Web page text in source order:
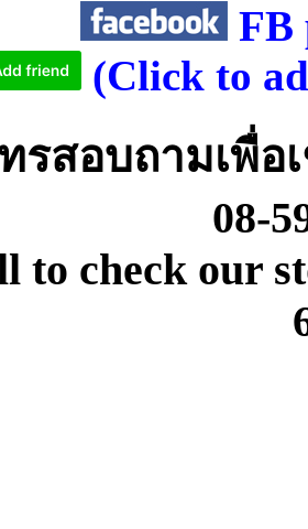
FB
(Click to
สอบถามเพื่อ
08-
to check our